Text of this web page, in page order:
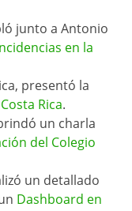
junto a Antonio
en la
presentó la
Rica.
un charla
del Colegio
un detallado
Dashboard en